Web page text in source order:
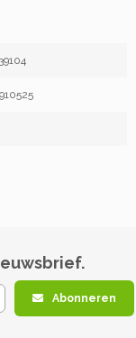
Abonneren